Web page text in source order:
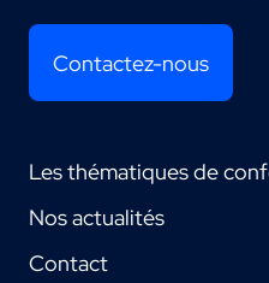
Contactez-nous
Les thématiques de
Nos actualités
Contact